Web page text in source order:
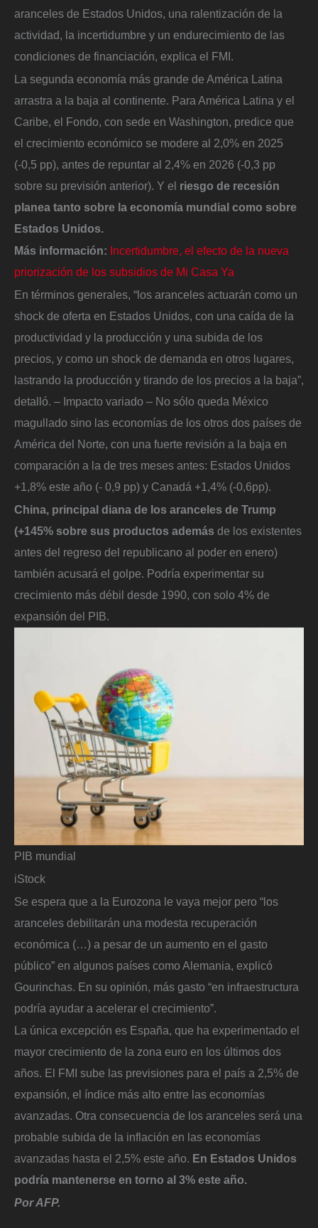
aranceles de Estados Unidos, una ralentización de la
actividad, la incertidumbre y un endurecimiento de las
condiciones de financiación, explica el FMI.
La segunda economía más grande de América Latina
arrastra a la baja al continente. Para América Latina y el
Caribe, el Fondo, con sede en Washington, predice que
el crecimiento económico se modere al 2,0% en 2025
(-0,5 pp), antes de repuntar al 2,4% en 2026 (-0,3 pp
sobre su previsión anterior). Y el riesgo de recesión
planea tanto sobre la economía mundial como sobre
Estados Unidos.
Más información: Incertidumbre, el efecto de la nueva
priorización de los subsidios de Mi Casa Ya
En términos generales, “los aranceles actuarán como un
shock de oferta en Estados Unidos, con una caída de la
productividad y la producción y una subida de los
precios, y como un shock de demanda en otros lugares,
lastrando la producción y tirando de los precios a la baja”,
detalló. – Impacto variado – No sólo queda México
magullado sino las economías de los otros dos países de
América del Norte, con una fuerte revisión a la baja en
comparación a la de tres meses antes: Estados Unidos
+1,8% este año (- 0,9 pp) y Canadá +1,4% (-0,6pp).
China, principal diana de los aranceles de Trump
(+145% sobre sus productos además de los existentes
antes del regreso del republicano al poder en enero)
también acusará el golpe. Podría experimentar su
crecimiento más débil desde 1990, con solo 4% de
expansión del PIB.
PIB mundial
iStock
Se espera que a la Eurozona le vaya mejor pero “los
aranceles debilitarán una modesta recuperación
económica (…) a pesar de un aumento en el gasto
público” en algunos países como Alemania, explicó
Gourinchas. En su opinión, más gasto “en infraestructura
podría ayudar a acelerar el crecimiento”.
La única excepción es España, que ha experimentado el
mayor crecimiento de la zona euro en los últimos dos
años. El FMI sube las previsiones para el país a 2,5% de
expansión, el índice más alto entre las economías
avanzadas. Otra consecuencia de los aranceles será una
probable subida de la inflación en las economías
avanzadas hasta el 2,5% este año. En Estados Unidos
podría mantenerse en torno al 3% este año.
Por AFP.